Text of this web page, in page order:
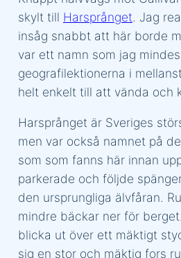
skylt till Harsprånget. Jag
insåg snabbt att här borde
var ett namn som jag
geografilektionerna i
helt enkelt till att vända och
Harsprånget är Sveriges
men var också namnet på
som som fanns här innan
parkerade och följde
den ursprungliga älvfåran.
mindre bäckar ner för
blicka ut över ett mäktigt
sig en stor och mäktig fors